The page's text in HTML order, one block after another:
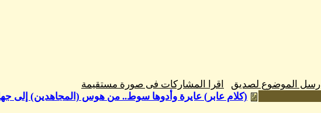
ارسل الموضوع لصديق اقرا المشاركات فى صورة مستقيمة
(كلام عابر) عايرة وأدوها سوط.. من هوس (المجاهدين) إلى